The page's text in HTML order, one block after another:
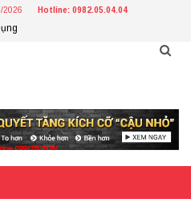
2026 Hotline: 0982.05.04.04